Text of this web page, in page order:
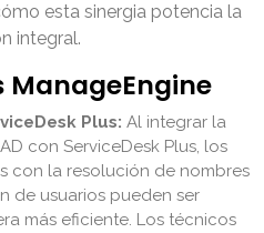
esta sinergia potencia la
integral.
Plus: Al integrar la
con ServiceDesk Plus, los
con la resolución de nombres
de usuarios pueden ser
más eficiente. Los técnicos